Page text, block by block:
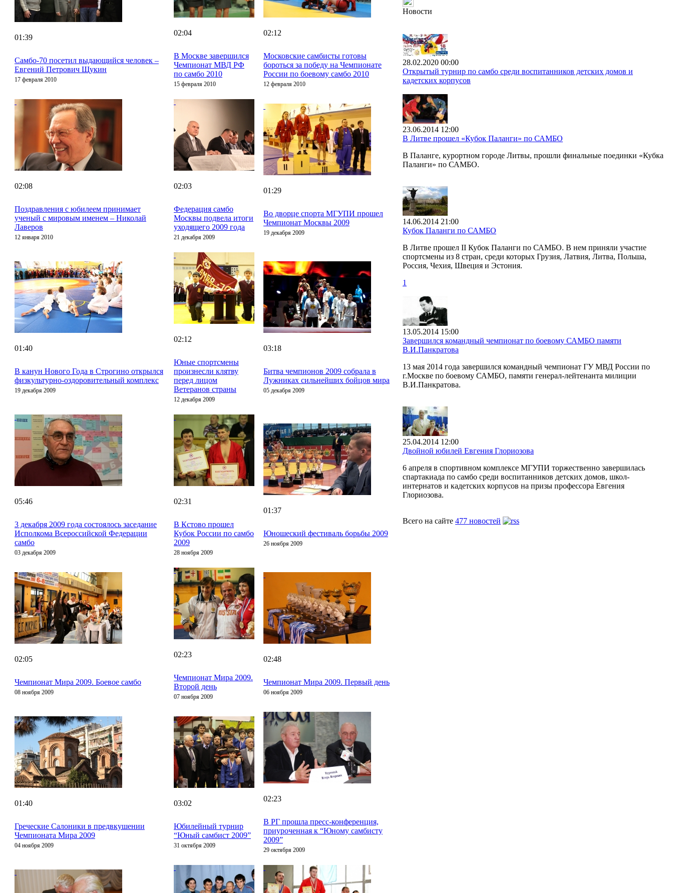
01:39
Cамбо-70 посетил выдающийся человек –
Евгений Петрович Щукин
17 февраля 2010
02:04
В Москве завершился
Чемпионат МВД РФ
по самбо 2010
15 февраля 2010
02:12
Московские самбисты готовы
бороться за победу на Чемпионате
России по боевому самбо 2010
12 февраля 2010
02:08
Поздравления с юбилеем принимает
ученый с мировым именем – Николай
Лаверов
12 января 2010
02:03
Федерация самбо
Москвы подвела итоги
уходящего 2009 года
21 декабря 2009
01:29
Во дворце спорта МГУПИ прошел
Чемпионат Москвы 2009
19 декабря 2009
01:40
В канун Нового Года в Строгино открылся
физкультурно-оздоровительный комплекс
19 декабря 2009
02:12
Юные спортсмены
произнесли клятву
перед лицом
Ветеранов страны
12 декабря 2009
03:18
Битва чемпионов 2009 собрала в
Лужниках сильнейших бойцов мира
05 декабря 2009
05:46
3 декабря 2009 года состоялось заседание
Исполкома Всероссийской Федерации
самбо
03 декабря 2009
02:31
В Кстово прошел
Кубок России по самбо
2009
28 ноября 2009
01:37
Юношеский фестиваль борьбы 2009
26 ноября 2009
02:05
Чемпионат Мира 2009. Боевое самбо
08 ноября 2009
02:23
Чемпионат Мира 2009.
Второй день
07 ноября 2009
02:48
Чемпионат Мира 2009. Первый день
06 ноября 2009
01:40
Греческие Салоники в предвкушении
Чемпионата Мира 2009
04 ноября 2009
03:02
Юбилейный турнир
“Юный самбист 2009”
31 октября 2009
02:23
В РГ прошла пресс-конференция,
приуроченная к “Юному самбисту
2009”
29 октября 2009
Новости
28.02.2020 00:00
Открытый турнир по самбо среди воспитанников детских домов и
кадетских корпусов
23.06.2014 12:00
В Литве прошел «Кубок Паланги» по САМБО
В Паланге, курортном городе Литвы, прошли финальные поединки «Кубка
Паланги» по САМБО.
14.06.2014 21:00
Кубок Паланги по САМБО
В Литве прошел II Кубок Паланги по САМБО. В нем приняли участие
спортсмены из 8 стран, среди которых Грузия, Латвия, Литва, Польша,
Россия, Чехия, Швеция и Эстония.
1
13.05.2014 15:00
Завершился командный чемпионат по боевому САМБО памяти
В.И.Панкратова
13 мая 2014 года завершился командный чемпионат ГУ МВД России по
г.Москве по боевому САМБО, памяти генерал-лейтенанта милиции
В.И.Панкратова.
25.04.2014 12:00
Двойной юбилей Евгения Глориозова
6 апреля в спортивном комплексе МГУПИ торжественно завершилась
спартакиада по самбо среди воспитанников детских домов, школ-
интернатов и кадетских корпусов на призы профессора Евгения
Глориозова.
Всего на сайте 477 новостей